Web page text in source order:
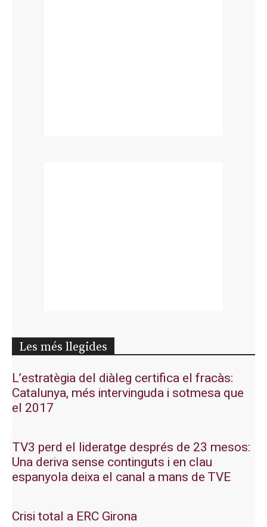
Les més llegides
L’estratègia del diàleg certifica el fracàs:
Catalunya, més intervinguda i sotmesa que
el 2017
TV3 perd el lideratge després de 23 mesos:
Una deriva sense continguts i en clau
espanyola deixa el canal a mans de TVE
Crisi total a ERC Girona